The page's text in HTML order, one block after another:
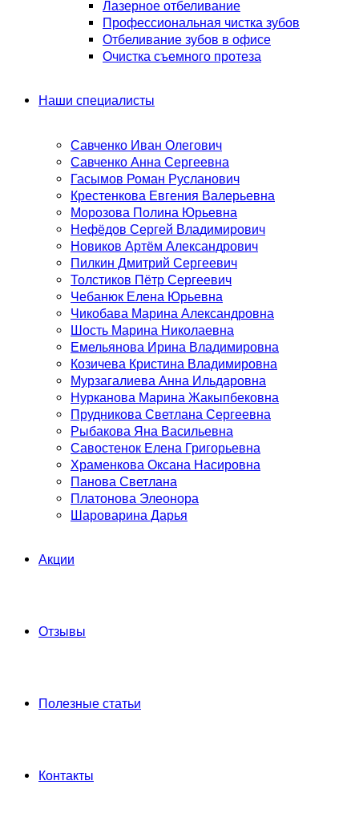
Лазерное отбеливание
Профессиональная чистка зубов
Отбеливание зубов в офисе
Очистка съемного протеза
Наши специалисты
Савченко Иван Олегович
Савченко Анна Сергеевна
Гасымов Роман Русланович
Крестенкова Евгения Валерьевна
Морозова Полина Юрьевна
Нефёдов Сергей Владимирович
Новиков Артём Александрович
Пилкин Дмитрий Сергеевич
Толстиков Пётр Сергеевич
Чебанюк Елена Юрьевна
Чикобава Марина Александровна
Шость Марина Николаевна
Емельянова Ирина Владимировна
Козичева Кристина Владимировна
Мурзагалиева Анна Ильдаровна
Нурканова Марина Жакыпбековна
Прудникова Светлана Сергеевна
Рыбакова Яна Васильевна
Савостенок Елена Григорьевна
Храменкова Оксана Насировна
Панова Светлана
Платонова Элеонора
Шароварина Дарья
Акции
Отзывы
Полезные статьи
Контакты